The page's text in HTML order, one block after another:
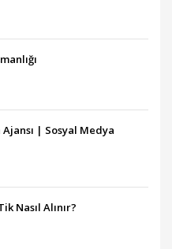
| Sosyal Medya
Nasıl Alınır?